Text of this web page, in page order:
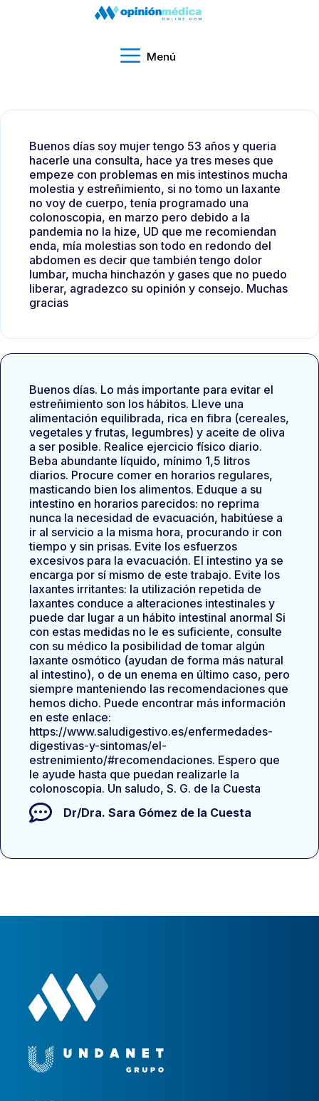
Menú
Buenos días soy mujer tengo 53 años y queria
hacerle una consulta, hace ya tres meses que
empeze con problemas en mis intestinos mucha
molestia y estreñimiento, si no tomo un laxante
no voy de cuerpo, tenía programado una
colonoscopia, en marzo pero debido a la
pandemia no la hize, UD que me recomiendan
enda, mía molestias son todo en redondo del
abdomen es decir que también tengo dolor
lumbar, mucha hinchazón y gases que no puedo
liberar, agradezco su opinión y consejo. Muchas
gracias
Buenos días. Lo más importante para evitar el
estreñimiento son los hábitos. Lleve una
alimentación equilibrada, rica en fibra (cereales,
vegetales y frutas, legumbres) y aceite de oliva
a ser posible. Realice ejercicio físico diario.
Beba abundante líquido, mínimo 1,5 litros
diarios. Procure comer en horarios regulares,
masticando bien los alimentos. Eduque a su
intestino en horarios parecidos: no reprima
nunca la necesidad de evacuación, habitúese a
ir al servicio a la misma hora, procurando ir con
tiempo y sin prisas. Evite los esfuerzos
excesivos para la evacuación. El intestino ya se
encarga por sí mismo de este trabajo. Evite los
laxantes irritantes: la utilización repetida de
laxantes conduce a alteraciones intestinales y
puede dar lugar a un hábito intestinal anormal Si
con estas medidas no le es suficiente, consulte
con su médico la posibilidad de tomar algún
laxante osmótico (ayudan de forma más natural
al intestino), o de un enema en último caso, pero
siempre manteniendo las recomendaciones que
hemos dicho. Puede encontrar más información
en este enlace:
https://www.saludigestivo.es/enfermedades-
digestivas-y-sintomas/el-
estrenimiento/#recomendaciones. Espero que
le ayude hasta que puedan realizarle la
colonoscopia. Un saludo, S. G. de la Cuesta
Dr/Dra. Sara Gómez de la Cuesta